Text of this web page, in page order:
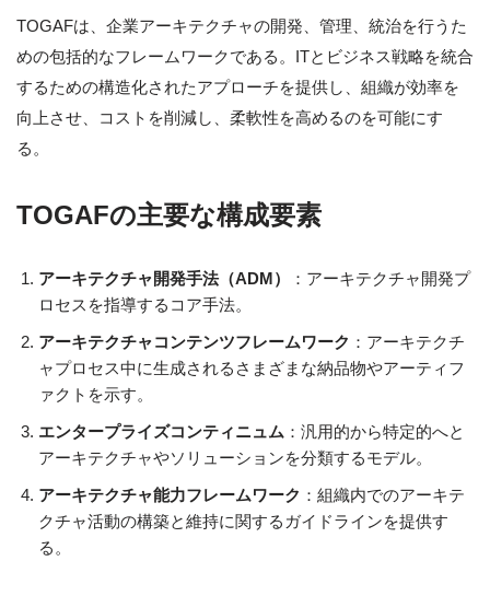
TOGAFは、企業アーキテクチャの開発、管理、統治を行うた
めの包括的なフレームワークである。ITとビジネス戦略を統合
するための構造化されたアプローチを提供し、組織が効率を
向上させ、コストを削減し、柔軟性を高めるのを可能にす
る。
TOGAFの主要な構成要素
アーキテクチャ開発手法（ADM）
：アーキテクチャ開発プ
ロセスを指導するコア手法。
アーキテクチャコンテンツフレームワーク ：アーキテクチ
ャプロセス中に生成されるさまざまな納品物やアーティフ
ァクトを示す。
エンタープライズコンティニュム ：汎用的から特定的へと
アーキテクチャやソリューションを分類するモデル。
アーキテクチャ能力フレームワーク ：組織内でのアーキテ
クチャ活動の構築と維持に関するガイドラインを提供す
る。